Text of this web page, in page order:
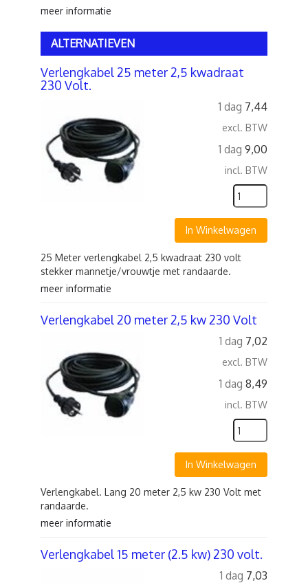
meer informatie
ALTERNATIEVEN
Verlengkabel 25 meter 2,5 kwadraat
230 Volt.
1 dag 7,44
excl. BTW
1 dag 9,00
incl. BTW
In Winkelwagen
25 Meter verlengkabel 2,5 kwadraat 230 volt
stekker mannetje/vrouwtje met randaarde.
meer informatie
Verlengkabel 20 meter 2,5 kw 230 Volt
1 dag 7,02
excl. BTW
1 dag 8,49
incl. BTW
In Winkelwagen
Verlengkabel. Lang 20 meter 2,5 kw 230 Volt met
randaarde.
meer informatie
Verlengkabel 15 meter (2.5 kw) 230 volt.
1 dag 7,03